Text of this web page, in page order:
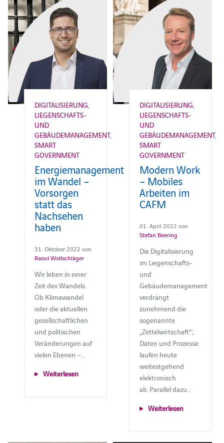
DIGITALISIERUNG,
LIEGENSCHAFTS-
UND
GEBÄUDEMANAGEMENT,
SMART
GOVERNMENT
Energiemanagement
im Wandel –
Vorsorgen
statt das
Nachsehen
haben
31. Oktober 2022 von
Raoul Wollschläger
Wir leben in einer
Zeit des Wandels.
Ob Klimawandel
oder die aktuellen
gesellschaftlichen
und politischen
Veränderungen auf
vielen Ebenen –…
Weiterlesen
DIGITALISIERUNG,
LIEGENSCHAFTS-
UND
GEBÄUDEMANAGEMENT,
SMART
GOVERNMENT
Modern Work
– Mobiles
Arbeiten im
CAFM
01. April 2022 von
Stefan Beering
Die Digitalisierung
im Liegenschafts-
und
Gebäudemanagement
verdrängt
zunehmend die
sogenannte
„Zettelwirtschaft“;
Daten und Prozesse
laufen heute
weitestgehend
elektronisch
ab. Parallel dazu…
Weiterlesen